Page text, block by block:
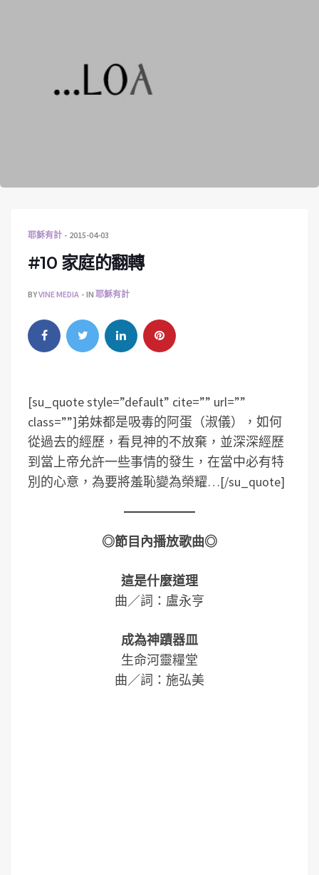
耶穌有計 2015-04-03
#10 家庭的翻轉
BYVINE MEDIA IN 耶穌有計
[su_quote style=”default” cite=”” url=””
class=””]弟妹都是吸毒的阿蛋（淑儀），如何
從過去的經歷，看見神的不放棄，並深深經歷
到當上帝允許一些事情的發生，在當中必有特
別的心意，為要將羞恥變為榮耀…[/su_quote]
◎節目內播放歌曲◎
這是什麼道理
曲／詞：盧永亨
成為神蹟器皿
生命河靈糧堂
曲／詞：施弘美